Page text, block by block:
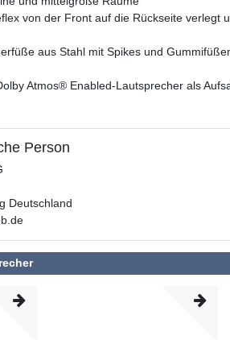
von der Front auf die Rückseite verlegt
aus Stahl mit Spikes und
Atmos® Enabled-Lautsprecher als
Person
Deutschland